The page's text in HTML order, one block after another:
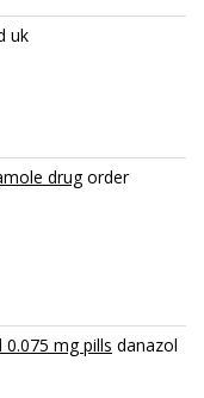
uk
drugorder
mg pills danazol